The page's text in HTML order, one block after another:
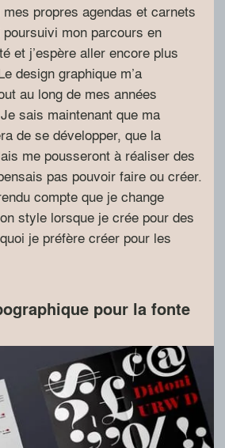
propres agendas et carnets
poursuivi mon parcours en
et j’espère aller encore plus
design graphique m’a
au long de mes années
sais maintenant que ma
de se développer, que la
me pousseront à réaliser des
pas pouvoir faire ou créer.
compte que je change
style lorsque je crée pour des
je préfère créer pour les
pour la fonte